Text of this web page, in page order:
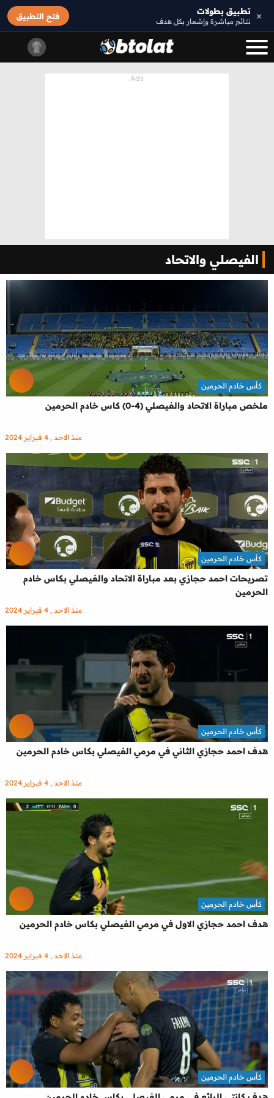
× تطبيق بطولات
نتائج مباشرة وإشعار بكل هدف
فتح التطبيق
الفيصلي والاتحاد
ملخص مباراة الاتحاد والفيصلي (4-0) كاس خادم الحرمين
كأس خادم الحرمين
منذ الاحد , 4 فبراير 2024
تصريحات احمد حجازي بعد مباراة الاتحاد والفيصلي بكاس خادم
الحرمين
كأس خادم الحرمين
منذ الاحد , 4 فبراير 2024
هدف احمد حجازي الثاني في مرمي الفيصلي بكاس خادم الحرمين
كأس خادم الحرمين
منذ الاحد , 4 فبراير 2024
هدف احمد حجازي الاول في مرمي الفيصلي بكاس خادم الحرمين
كأس خادم الحرمين
منذ الاحد , 4 فبراير 2024
كأس خادم الحرمين